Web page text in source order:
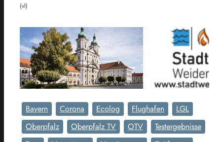
(vl)
Bayern Corona Ecolog Flughafen
LGL
Oberpfalz
Oberpfalz TV OTV
Testergebnisse